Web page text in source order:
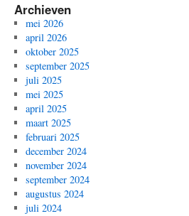
Archieven
mei 2026
april 2026
oktober 2025
september 2025
juli 2025
mei 2025
april 2025
maart 2025
februari 2025
december 2024
november 2024
september 2024
augustus 2024
juli 2024